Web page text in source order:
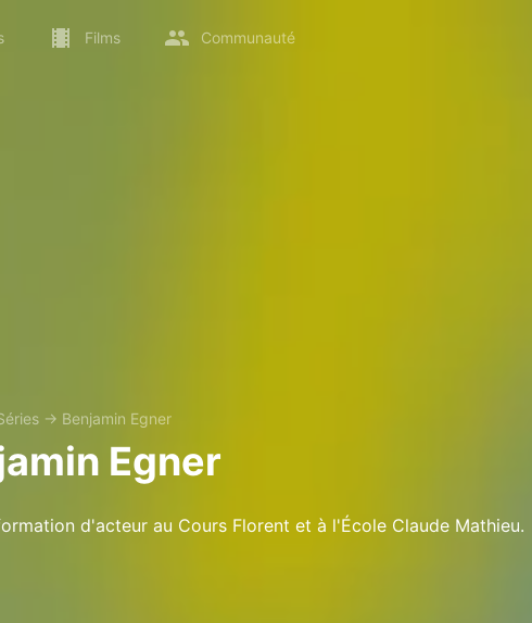
Films Communauté
→ Benjamin Egner
Egner
d'acteur au Cours Florent et à l'École Claude Mathieu.